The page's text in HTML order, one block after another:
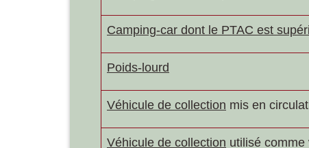
Camping-car dont le PTAC est
Poids-lourd
Véhicule de collection mis en
Véhicule de collection utilisé